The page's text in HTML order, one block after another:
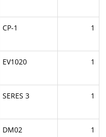
CP-1 1
EV1020 1
SERES 3 1
DM02 1